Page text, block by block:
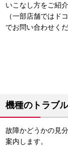
いこなし方をご紹
（一部店舗ではド
でお問い合わせくだ
機種のトラブ
故障かどうかの見
案内します。